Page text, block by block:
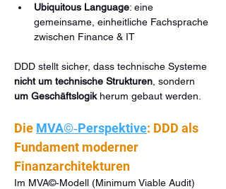
Ubiquitous Language: eine
gemeinsame, einheitliche Fachsprache
zwischen Finance & IT
DDD stellt sicher, dass technische Systeme
nicht um technische Strukturen , sondern
um Geschäftslogik herum gebaut werden.
Die MVA©‑Perspektive: DDD als
Fundament moderner
Finanzarchitekturen
Im MVA©‑Modell (Minimum Viable Audit)